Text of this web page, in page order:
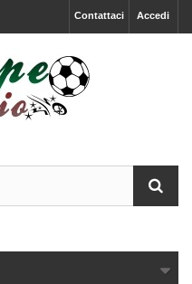
Accedi
Contattaci